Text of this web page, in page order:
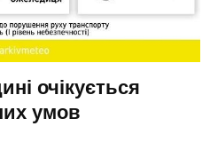
очікується
умов